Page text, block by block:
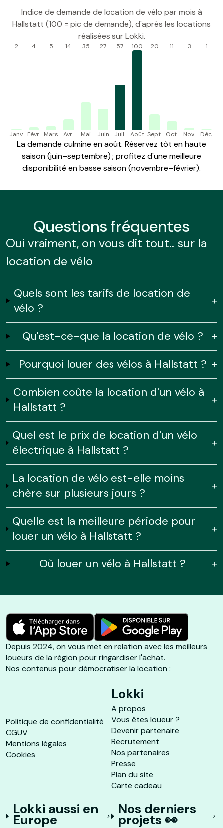
Indice de demande de location de vélo par mois à
Hallstatt (100 = pic de demande), d'après les locations
réalisées sur Lokki.
2
Janv.
4
Févr.
5
Mars
14
Avr.
35
Mai
27
Juin
57
Juil.
100
Août
20
Sept.
11
Oct.
3
Nov.
1
Déc.
La demande culmine en août. Réservez tôt en haute
saison (juin–septembre) ; profitez d'une meilleure
disponibilité en basse saison (novembre–février).
Questionsfréquentes
Oui vraiment, on vous dit tout.. sur la
location de vélo
Quels sont les tarifs de location de
vélo ?
+
Qu'est-ce-que la location de vélo ?
+
Pourquoi louer des vélos à Hallstatt ? +
Combien coûte la location d'un vélo à
Hallstatt ?
+
Quel est le prix de location d'un vélo
électrique à Hallstatt ?
+
La location de vélo est-elle moins
chère sur plusieurs jours ?
+
Quelle est la meilleure période pour
louer un vélo à Hallstatt ?
+
Où louer un vélo à Hallstatt ? +
Depuis 2024, on vous met en relation avec les meilleurs
loueurs de la région pour ringardiser l'achat.
Nos contenus pour démocratiser la location :
Politique de confidentialité
CGUV
Mentions légales
Cookies
Lokki
A propos
Vous êtes loueur ?
Devenir partenaire
Recrutement
Nos partenaires
Presse
Plan du site
Carte cadeau
Lokki aussi en
Europe
Nos derniers
projets 👀